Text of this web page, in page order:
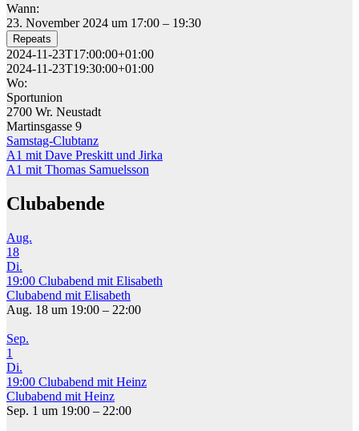
Wann:
23. November 2024 um 17:00 – 19:30
Repeats
2024-11-23T17:00:00+01:00
2024-11-23T19:30:00+01:00
Wo:
Sportunion
2700 Wr. Neustadt
Martinsgasse 9
Samstag-Clubtanz
Beitragsnavigation
A1 mit Dave Preskitt und Jirka
A1 mit Thomas Samuelsson
Clubabende
Aug.
18
Di.
19:00 Clubabend mit Elisabeth
Clubabend mit Elisabeth
Aug. 18 um 19:00 – 22:00
Sep.
1
Di.
19:00 Clubabend mit Heinz
Clubabend mit Heinz
Sep. 1 um 19:00 – 22:00